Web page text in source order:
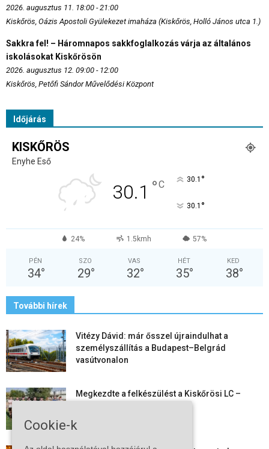
2026. augusztus 11. 18:00 - 21:00
Kiskőrös, Oázis Apostoli Gyülekezet imaháza (Kiskőrös, Holló János utca 1.)
Sakkra fel! – Háromnapos sakkfoglalkozás várja az általános
iskolásokat Kiskőrösön
2026. augusztus 12. 09:00 - 12:00
Kiskőrös, Petőfi Sándor Művelődési Központ
Időjárás
KISKŐRÖS
Enyhe Eső
30.1 °C 30.1 °
30.1 °
24% 1.5kmh 57%
PÉN
34°
SZO
29°
VAS
32°
HÉT
35°
KED
38°
További hírek
Vitézy Dávid: már ősszel újraindulhat a
személyszállítás a Budapest–Belgrád
vasútvonalon
Megkezdte a felkészülést a Kiskőrösi LC –
Cookie-k